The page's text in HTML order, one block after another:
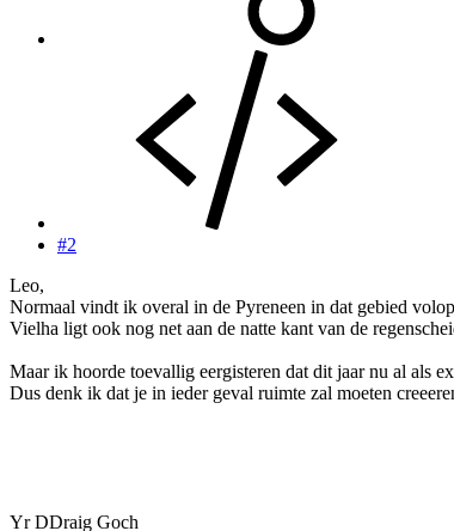
#2
Leo,
Normaal vindt ik overal in de Pyreneen in dat gebied
Vielha ligt ook nog net aan de natte kant van de
Maar ik hoorde toevallig eergisteren dat dit jaar nu al als
Dus denk ik dat je in ieder geval ruimte zal moeten
Yr DDraig Goch